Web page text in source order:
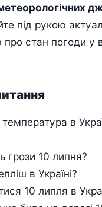
під рукою
про стан погоди у
в
грози 10 липня?
в Україні?
10 липля в